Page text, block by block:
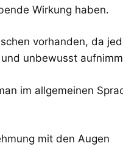
Wirkung haben.
vorhanden, da
unbewusst
im allgemeinen
mit den Augen